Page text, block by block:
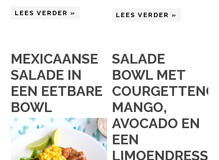
LEES VERDER » LEES VERDER »
MEXICAANSE
SALADE IN
EEN EETBARE
BOWL
SALADE
BOWL MET
MANGO,
AVOCADO EN
EEN